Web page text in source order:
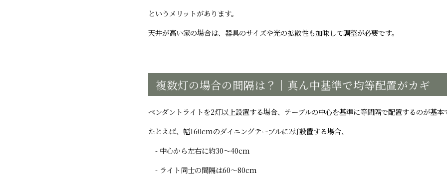
というメリットがあります。
天井が高い家の場合は、器具のサイズや光の拡散性も加味して調整が必要です。
複数灯の場合の間隔は？｜真ん中基準で均等配置がカギ
ペンダントライトを2灯以上設置する場合、テーブルの中心を基準に等間隔で配置するのが基本
たとえば、幅160cmのダイニングテーブルに2灯設置する場合、
- 中心から左右に約30〜40cm
- ライト同士の間隔は60〜80cm